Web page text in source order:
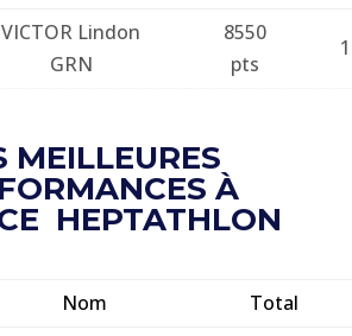
VICTOR Lindon
GRN
8550
pts
MEILLEURES
À
HEPTATHLON
Nom Total